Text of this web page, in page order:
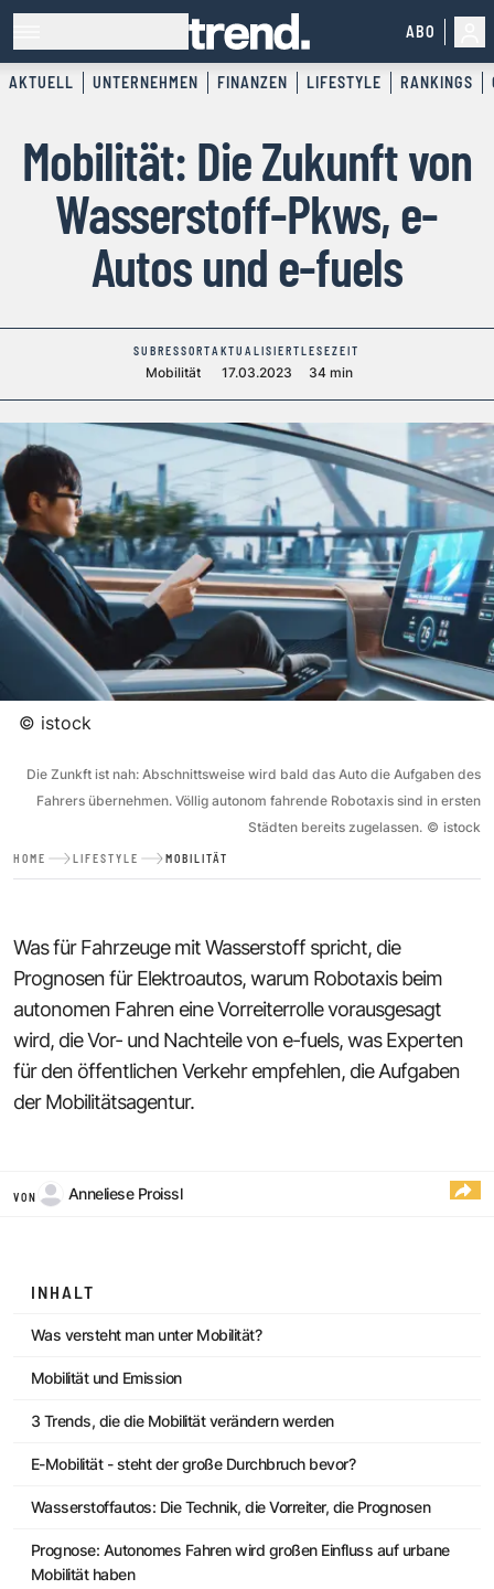
ABO
AKTUELL UNTERNEHMEN FINANZEN LIFESTYLE RANKINGS
Mobilität: Die Zukunft von
Wasserstoff-Pkws, e-
Autos und e-fuels
SUBRESSORT
Mobilität
AKTUALISIERT
17.03.2023
LESEZEIT
34 min
© istock
Die Zunkft ist nah: Abschnittsweise wird bald das Auto die Aufgaben des
Fahrers übernehmen. Völlig autonom fahrende Robotaxis sind in ersten
Städten bereits zugelassen. © istock
HOME LIFESTYLE MOBILITÄT
Was für Fahrzeuge mit Wasserstoff spricht, die
Prognosen für Elektroautos, warum Robotaxis beim
autonomen Fahren eine Vorreiterrolle vorausgesagt
wird, die Vor- und Nachteile von e-fuels, was Experten
für den öffentlichen Verkehr empfehlen, die Aufgaben
der Mobilitätsagentur.
VON Anneliese Proissl
INHALT
Was versteht man unter Mobilität?
Mobilität und Emission
3 Trends, die die Mobilität verändern werden
E-Mobilität - steht der große Durchbruch bevor?
Wasserstoffautos: Die Technik, die Vorreiter, die Prognosen
Prognose: Autonomes Fahren wird großen Einfluss auf urbane
Mobilität haben